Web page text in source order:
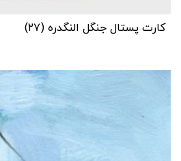
کارت پستال جنگل النگدره (۲۷)